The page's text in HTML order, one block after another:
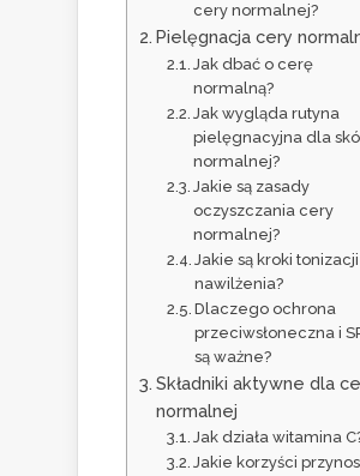
cery normalnej?
Pielęgnacja cery
Jak dbać o cerę
normalną?
Jak wygląda rutyna
pielęgnacyjna dla
normalnej?
Jakie są zasady
oczyszczania cery
normalnej?
Jakie są kroki tonizacji
nawilżenia?
Dlaczego ochrona
przeciwsłoneczna i
są ważne?
Składniki aktywne dla
normalnej
Jak działa witamina
Jakie korzyści